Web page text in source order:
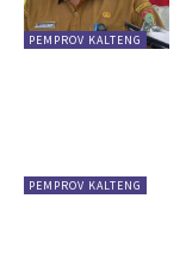
PEMPROV KALTENG
PEMPROV KALTENG